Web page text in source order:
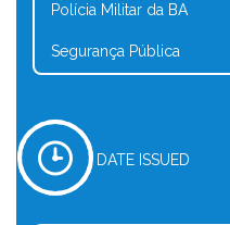
Polícia Militar da BA
Segurança Pública
DATE ISSUED